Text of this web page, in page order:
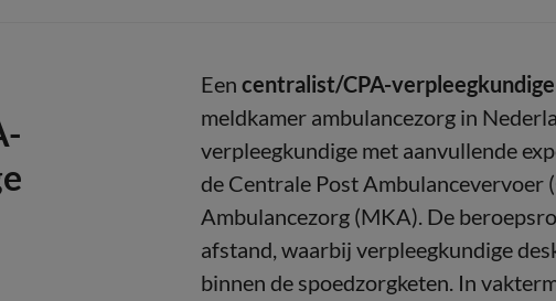
Eencentralist/CPA-verpleegkundige
meldkamer ambulancezorg in
verpleegkundige met aanvullende
de Centrale Post Ambulancevervoer
Ambulancezorg (MKA). De
afstand, waarbij verpleegkundige
binnen de spoedzorgketen. In